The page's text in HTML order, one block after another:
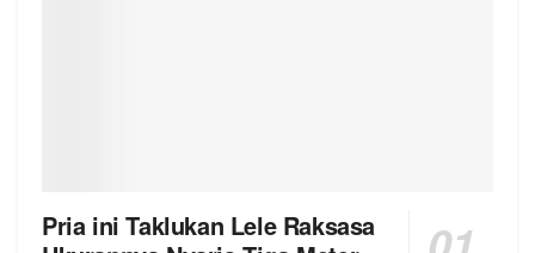
Pria ini Taklukan Lele Raksasa